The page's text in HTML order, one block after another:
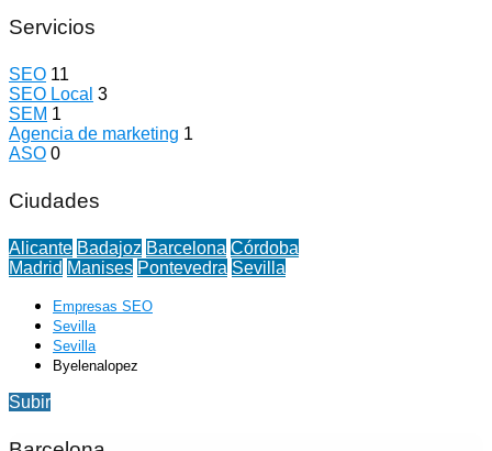
Servicios
SEO 11
SEO Local 3
SEM 1
Agencia de marketing 1
ASO 0
Ciudades
Alicante Badajoz Barcelona Córdoba
Madrid Manises Pontevedra Sevilla
Empresas SEO
Sevilla
Sevilla
Byelenalopez
Subir